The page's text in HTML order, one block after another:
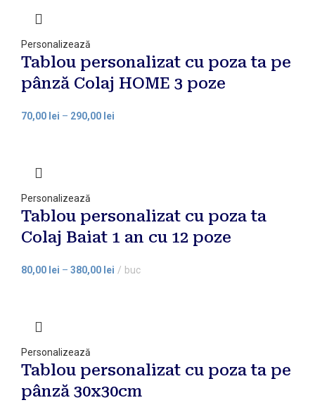
Personalizează
Tablou personalizat cu poza ta pe
pânză Colaj HOME 3 poze
70,00 lei – 290,00 lei
Personalizează
Tablou personalizat cu poza ta
Colaj Baiat 1 an cu 12 poze
80,00 lei – 380,00 lei buc
Personalizează
Tablou personalizat cu poza ta pe
pânză 30x30cm